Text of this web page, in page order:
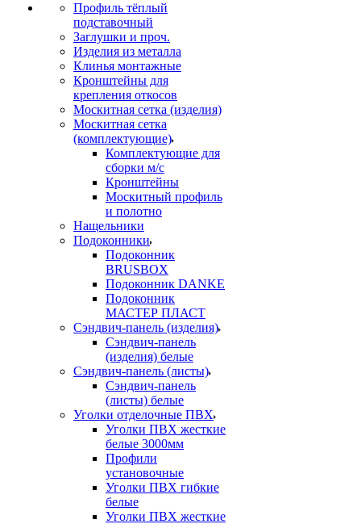
Профиль тёплый
подставочный
Заглушки и проч.
Изделия из металла
Клинья монтажные
Кронштейны для
крепления откосов
Москитная сетка (изделия)
Москитная сетка
(комплектующие)
Комплектующие для
сборки м/с
Кронштейны
Москитный профиль
и полотно
Нащельники
Подоконники
Подоконник
BRUSBOX
Подоконник DANKE
Подоконник
МАСТЕР ПЛАСТ
Сэндвич-панель (изделия)
Сэндвич-панель
(изделия) белые
Сэндвич-панель (листы)
Сэндвич-панель
(листы) белые
Уголки отделочные ПВХ
Уголки ПВХ жесткие
белые 3000мм
Профили
установочные
Уголки ПВХ гибкие
белые
Уголки ПВХ жесткие